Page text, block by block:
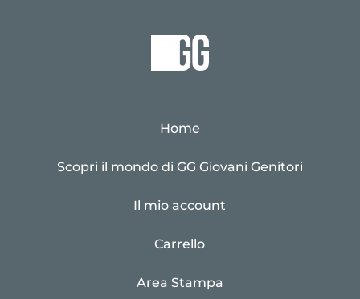
Home
Scopri il mondo di GG Giovani Genitori
Il mio account
Carrello
Area Stampa